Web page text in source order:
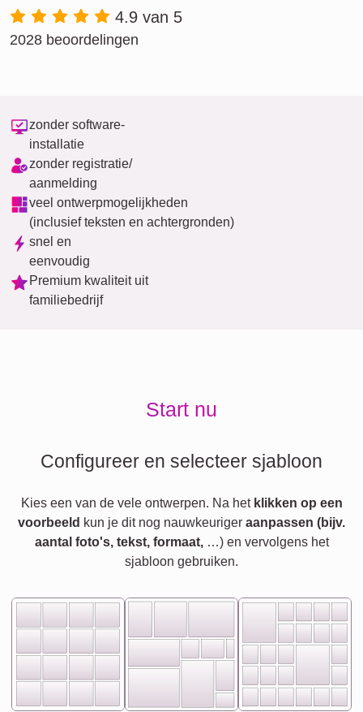
4.9 van 5
2028 beoordelingen
zonder software-
installatie
zonder registratie/
aanmelding
veel ontwerpmogelijkheden
(inclusief teksten en achtergronden)
snel en
eenvoudig
Premium kwaliteit uit
familiebedrijf
Start nu
Configureer en selecteer sjabloon
Kies een van de vele ontwerpen. Na het klikken op een
voorbeeld kun je dit nog nauwkeuriger aanpassen (bijv.
aantal foto's, tekst, formaat,…) en vervolgens het
sjabloon gebruiken.